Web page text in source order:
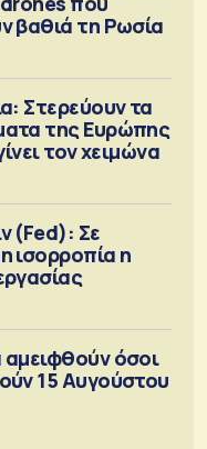
βαθιά τη Ρωσία
Στερεύουν τα
της Ευρώπης
τον χειμώνα
(Fed): Σε
ισορροπία η
όσοι
15 Αυγούστου